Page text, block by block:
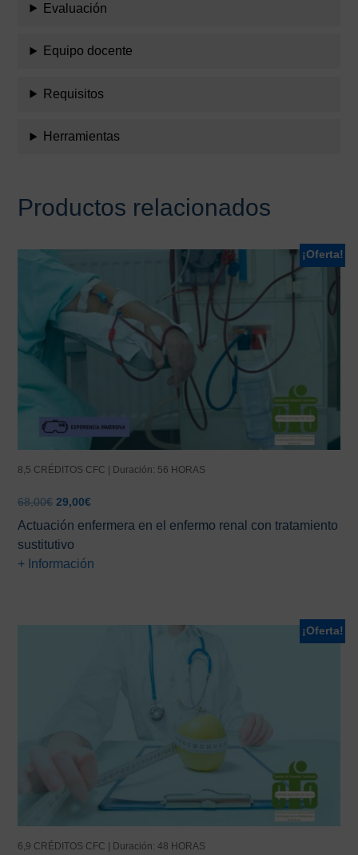
Evaluación
Equipo docente
Requisitos
Herramientas
Productos relacionados
¡Oferta!
8,5 CRÉDITOS CFC | Duración: 56 HORAS
68,00€ El
precio
original
era:
68,00€.
29,00€El
precio
actual
29,00€.
Actuación enfermera en el enfermo renal con tratamiento
sustitutivo
+ Información
¡Oferta!
6,9 CRÉDITOS CFC | Duración: 48 HORAS